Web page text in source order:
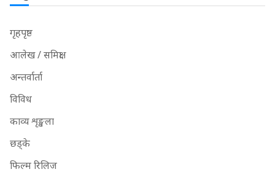
गृहपृष्ठ
आलेख / समिक्षा
अन्तर्वार्ता
विविध
काव्य शृङ्खला
छड्के
फिल्म रिलिज